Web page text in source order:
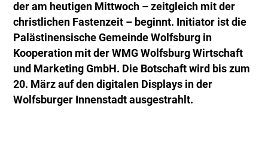
der am heutigen Mittwoch – zeitgleich mit der
christlichen Fastenzeit – beginnt. Initiator ist die
Palästinensische Gemeinde Wolfsburg in
Kooperation mit der WMG Wolfsburg Wirtschaft
und Marketing GmbH. Die Botschaft wird bis zum
20. März auf den digitalen Displays in der
Wolfsburger Innenstadt ausgestrahlt.